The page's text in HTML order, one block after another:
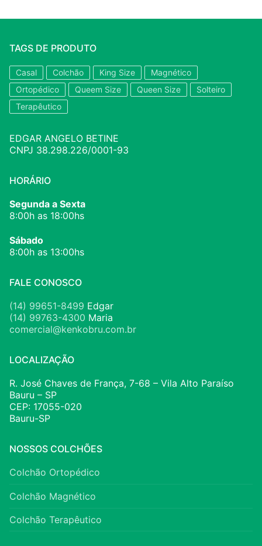
TAGS DE PRODUTO
Casal Colchão King Size
Magnético
Ortopédico
Queem Size Queen Size
Solteiro
Terapêutico
EDGAR ANGELO BETINE
CNPJ 38.298.226/0001-93
HORÁRIO
Segunda a Sexta
8:00h as 18:00hs
Sábado
8:00h as 13:00hs
FALE CONOSCO
(14) 99651-8499 Edgar
(14) 99763-4300 Maria
comercial@kenkobru.com.br
LOCALIZAÇÃO
R. José Chaves de França, 7-68 – Vila Alto Paraíso
Bauru – SP
CEP: 17055-020
Bauru-SP
NOSSOS COLCHÕES
Colchão Ortopédico
Colchão Magnético
Colchão Terapêutico